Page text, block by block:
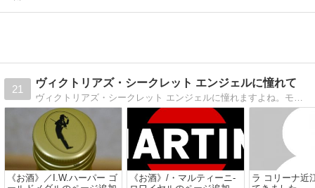
21
ヴィクトリアズ・シークレット エンジェルに憧れて
ヴィクトリアズ・シークレット エンジェルに憧れますよね。モデルとして女性として実業家として・・・彼女たちに一歩でも近づけるよう、女磨きに励むHPです。
《お酒》／I.W.ハーパー ゴ
《お酒》/・マルティーニ-
ラ コリーナ近